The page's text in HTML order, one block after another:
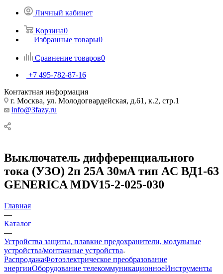
Личный кабинет
Корзина0
Избранные товары0
Сравнение товаров0
+7 495-782-87-16
Контактная информация
г. Москва, ул. Молодогвардейская, д.61, к.2, стр.1
info@3fazy.ru
Выключатель дифференциального
тока (УЗО) 2п 25А 30мА тип AC ВД1-63
GENERICA MDV15-2-025-030
Главная
—
Каталог
—
Устройства защиты, плавкие предохранители, модульные
устройства/монтажные устройства
РаспродажаФотоэлектрическое преобразование
энергииОборудование телекоммуникационноеИнструменты